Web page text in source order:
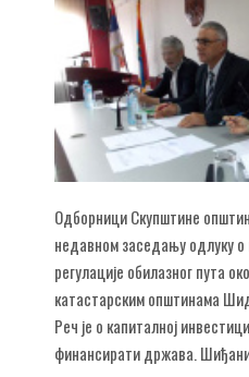
Одборници Скупштине
недавном заседању одлуку
регулације обилазног пута
катастарским општинама
Реч је о капиталној
финансирати држава.